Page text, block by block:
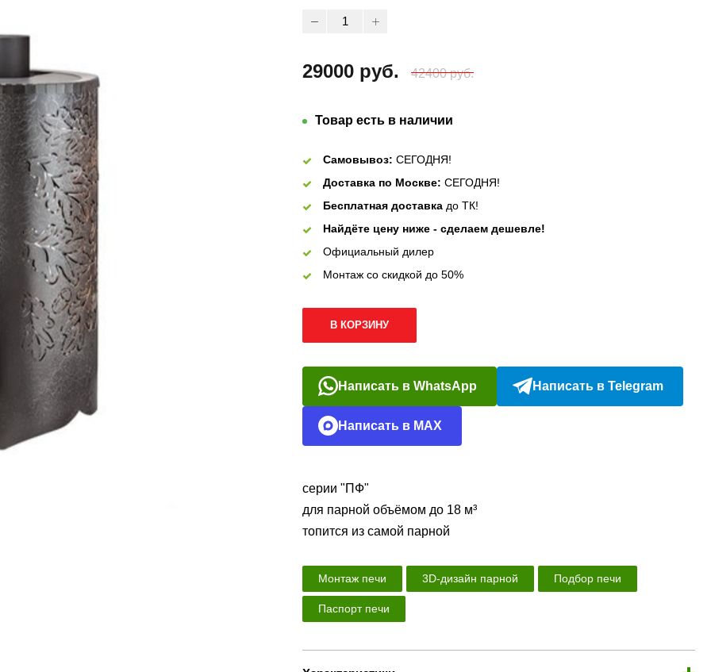
29000 руб. 42400 руб.
Товар есть в наличии
Самовывоз: СЕГОДНЯ!
Доставка по Москве: СЕГОДНЯ!
Бесплатная доставка до ТК!
Найдёте цену ниже - сделаем дешевле!
Официальный дилер
Монтаж со скидкой до 50%
В КОРЗИНУ
Написать в WhatsApp Написать в Telegram
Написать в MAX
серии "ПФ"
для парной объёмом до 18 м³
топится из самой парной
Монтаж печи 3D-дизайн парной Подбор печи
Паспорт печи